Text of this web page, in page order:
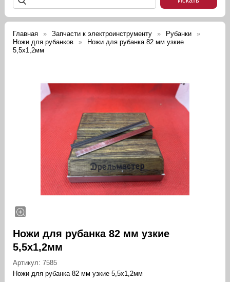
Главная Запчасти к электроинструменту
Рубанки
Ножи для рубанков
Ножи для рубанка 82 мм узкие
5,5х1,2мм
Ножи для рубанка 82 мм узкие
5,5х1,2мм
Артикул:7585
Ножи для рубанка 82 мм узкие 5,5х1,2мм